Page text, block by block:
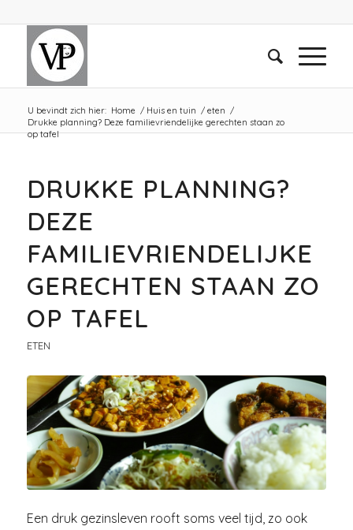
U bevindt zich hier: Home / Huis en tuin / eten /
Drukke planning? Deze familievriendelijke gerechten staan zo
op tafel
DRUKKE PLANNING?
DEZE
FAMILIEVRIENDELIJKE
GERECHTEN STAAN ZO
OP TAFEL
ETEN
Een druk gezinsleven rooft soms veel tijd, zo ook